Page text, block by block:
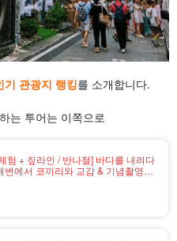
기 관광지 랭킹를 소개합니다.
는 투어는 이쪽으로
험 + 짚라인 / 반나절] 바다를 내려다
변에서 코끼리와 교감 & 기념촬영
도 (No.v-3)